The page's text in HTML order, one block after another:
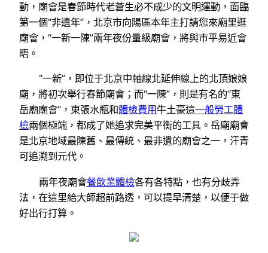
動，廟會是春節時代老蒼生必不成少的文明運動，面臨
第一個“非遺年”，北京市向陽區本年主打請您來廟里逛
廟會，“一新一陳”兩年夜份量級廟會，將與市平易近會
晤。
“一新”，即位于北京中軸線北延伸線上的北頂娘娘
廟，將初次舉行春節廟會；而“一陳”，則是有名的“東
岳廟廟會”，東張水瓶和體檢費用牛土豪這一般勞工體
檢兩個極端，都成了她追求完美平衡的工具。岳廟廟會
是北京地域最陳舊、最傳統、最非遺的廟會之一，汗青
可追溯到元代。
兩年夜廟會餐飲業體檢各有各特點，也有分歧弄
法，在這里給大師超前路透，可以提早清楚，以便于做
好出行打算。